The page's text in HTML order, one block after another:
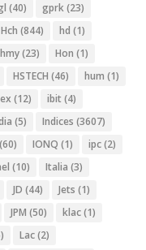
(40) gprk(23)
Hch (844) hd (1)
hmy(23) Hon (1)
HSTECH (46) hum (1)
(12) ibit (4)
(5) Indices (3607)
(60) IONQ (1) ipc(2)
(10) Italia (3)
JD (44) Jets (1)
JPM (50) klac(1)
Lac(2)